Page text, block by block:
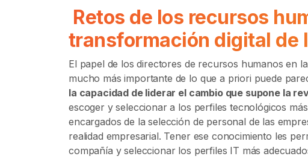
Retos de los recursos
transformación digital de
El papel de los directores de recursos humanos en
mucho más importante de lo que a priori puede
la capacidad de liderar el cambio que supone la
escoger y seleccionar a los perfiles tecnológicos
encargados de la selección de personal de las
realidad empresarial. Tener ese conocimiento les
compañía y seleccionar los perfiles IT más